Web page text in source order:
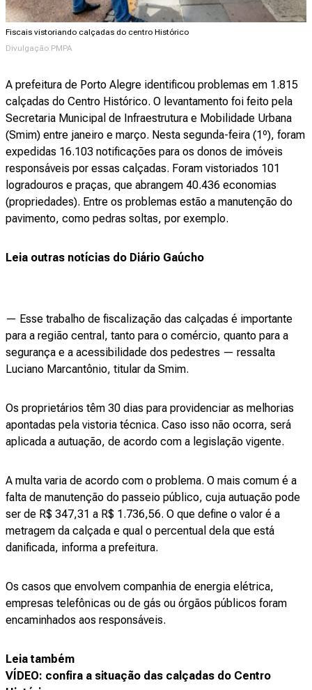
Fiscais vistoriando calçadas do centro Histórico
Divulgação PMPA
A prefeitura de Porto Alegre identificou problemas em 1.815
calçadas do Centro Histórico. O levantamento foi feito pela
Secretaria Municipal de Infraestrutura e Mobilidade Urbana
(Smim) entre janeiro e março. Nesta segunda-feira (1º), foram
expedidas 16.103 notificações para os donos de imóveis
responsáveis por essas calçadas. Foram vistoriados 101
logradouros e praças, que abrangem 40.436 economias
(propriedades). Entre os problemas estão a manutenção do
pavimento, como pedras soltas, por exemplo.
Leia outras notícias do Diário Gaúcho
— Esse trabalho de fiscalização das calçadas é importante
para a região central, tanto para o comércio, quanto para a
segurança e a acessibilidade dos pedestres — ressalta
Luciano Marcantônio, titular da Smim.
Os proprietários têm 30 dias para providenciar as melhorias
apontadas pela vistoria técnica. Caso isso não ocorra, será
aplicada a autuação, de acordo com a legislação vigente.
A multa varia de acordo com o problema. O mais comum é a
falta de manutenção do passeio público, cuja autuação pode
ser de R$ 347,31 a R$ 1.736,56. O que define o valor é a
metragem da calçada e qual o percentual dela que está
danificada, informa a prefeitura.
Os casos que envolvem companhia de energia elétrica,
empresas telefônicas ou de gás ou órgãos públicos foram
encaminhados aos responsáveis.
Leia também
VÍDEO: confira a situação das calçadas do Centro